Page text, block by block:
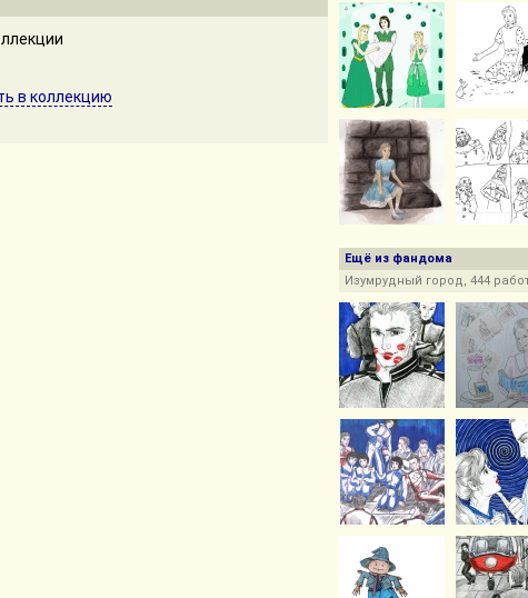
в коллекцию
Ещё из фандома
Изумрудный город, 444